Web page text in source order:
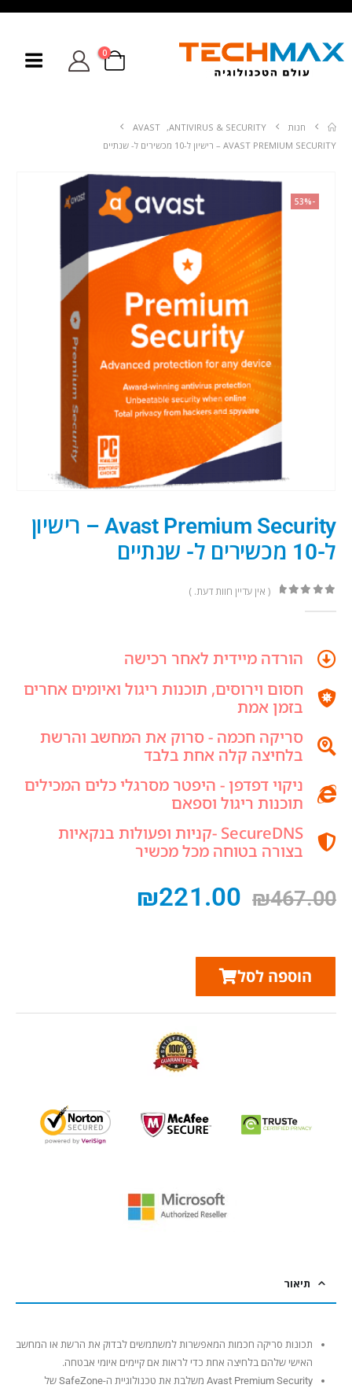
0
חנות ANTIVIRUS & SECURITY
,
AVAST
AVAST PREMIUM SECURITY – רישיון ל-10 מכשירים ל- שנתיים
-53%
Avast Premium Security – רישיון
ל-10 מכשירים ל- שנתיים
( אין עדיין חוות דעת. )
הורדה מיידית לאחר רכישה
חסום וירוסים, תוכנות ריגול ואיומים אחרים
בזמן אמת
סריקה חכמה - סרוק את המחשב והרשת
בלחיצה קלה אחת בלבד
ניקוי דפדפן - היפטר מסרגלי כלים המכילים
תוכנות ריגול וספאם
SecureDNS -קניות ופעולות בנקאיות
בצורה בטוחה מכל מכשיר
₪467.00
₪221.00
הוספה לסל
תיאור
תכונות סריקה חכמות המאפשרות למשתמשים לבדוק את הרשת או המחשב
האישי שלהם בלחיצה אחת כדי לראות אם קיימים איומי אבטחה.
Avast Premium Security משלבת את טכנולוגיית ה-SafeZone של